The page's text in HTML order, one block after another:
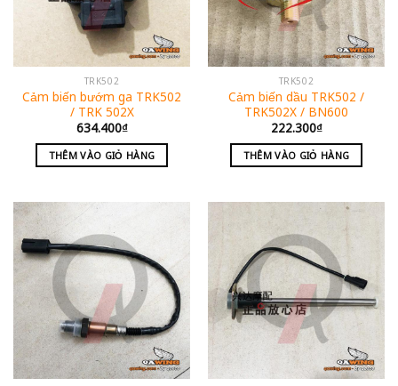
TRK502
Cảm biến bướm ga TRK502
/ TRK 502X
634.400₫
THÊM VÀO GIỎ HÀNG
TRK502
Cảm biến dầu TRK502 /
TRK502X / BN600
222.300₫
THÊM VÀO GIỎ HÀNG